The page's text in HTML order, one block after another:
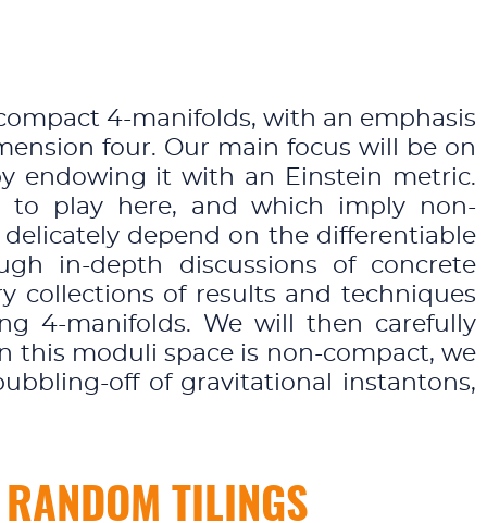
4-manifolds, with an emphasis
four. Our main focus will be on
endowing it with an Einstein metric.
to play here, and which imply non-
depend on the differentiable
in-depth discussions of concrete
collections of results and techniques
4-manifolds. We will then carefully
this moduli space is non-compact, we
off of gravitational instantons,
TILINGS